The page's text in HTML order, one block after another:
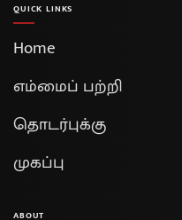
QUICK LINKS
Home
எம்மைப் பற்றி
தொடர்புக்கு
முகப்பு
ABOUT